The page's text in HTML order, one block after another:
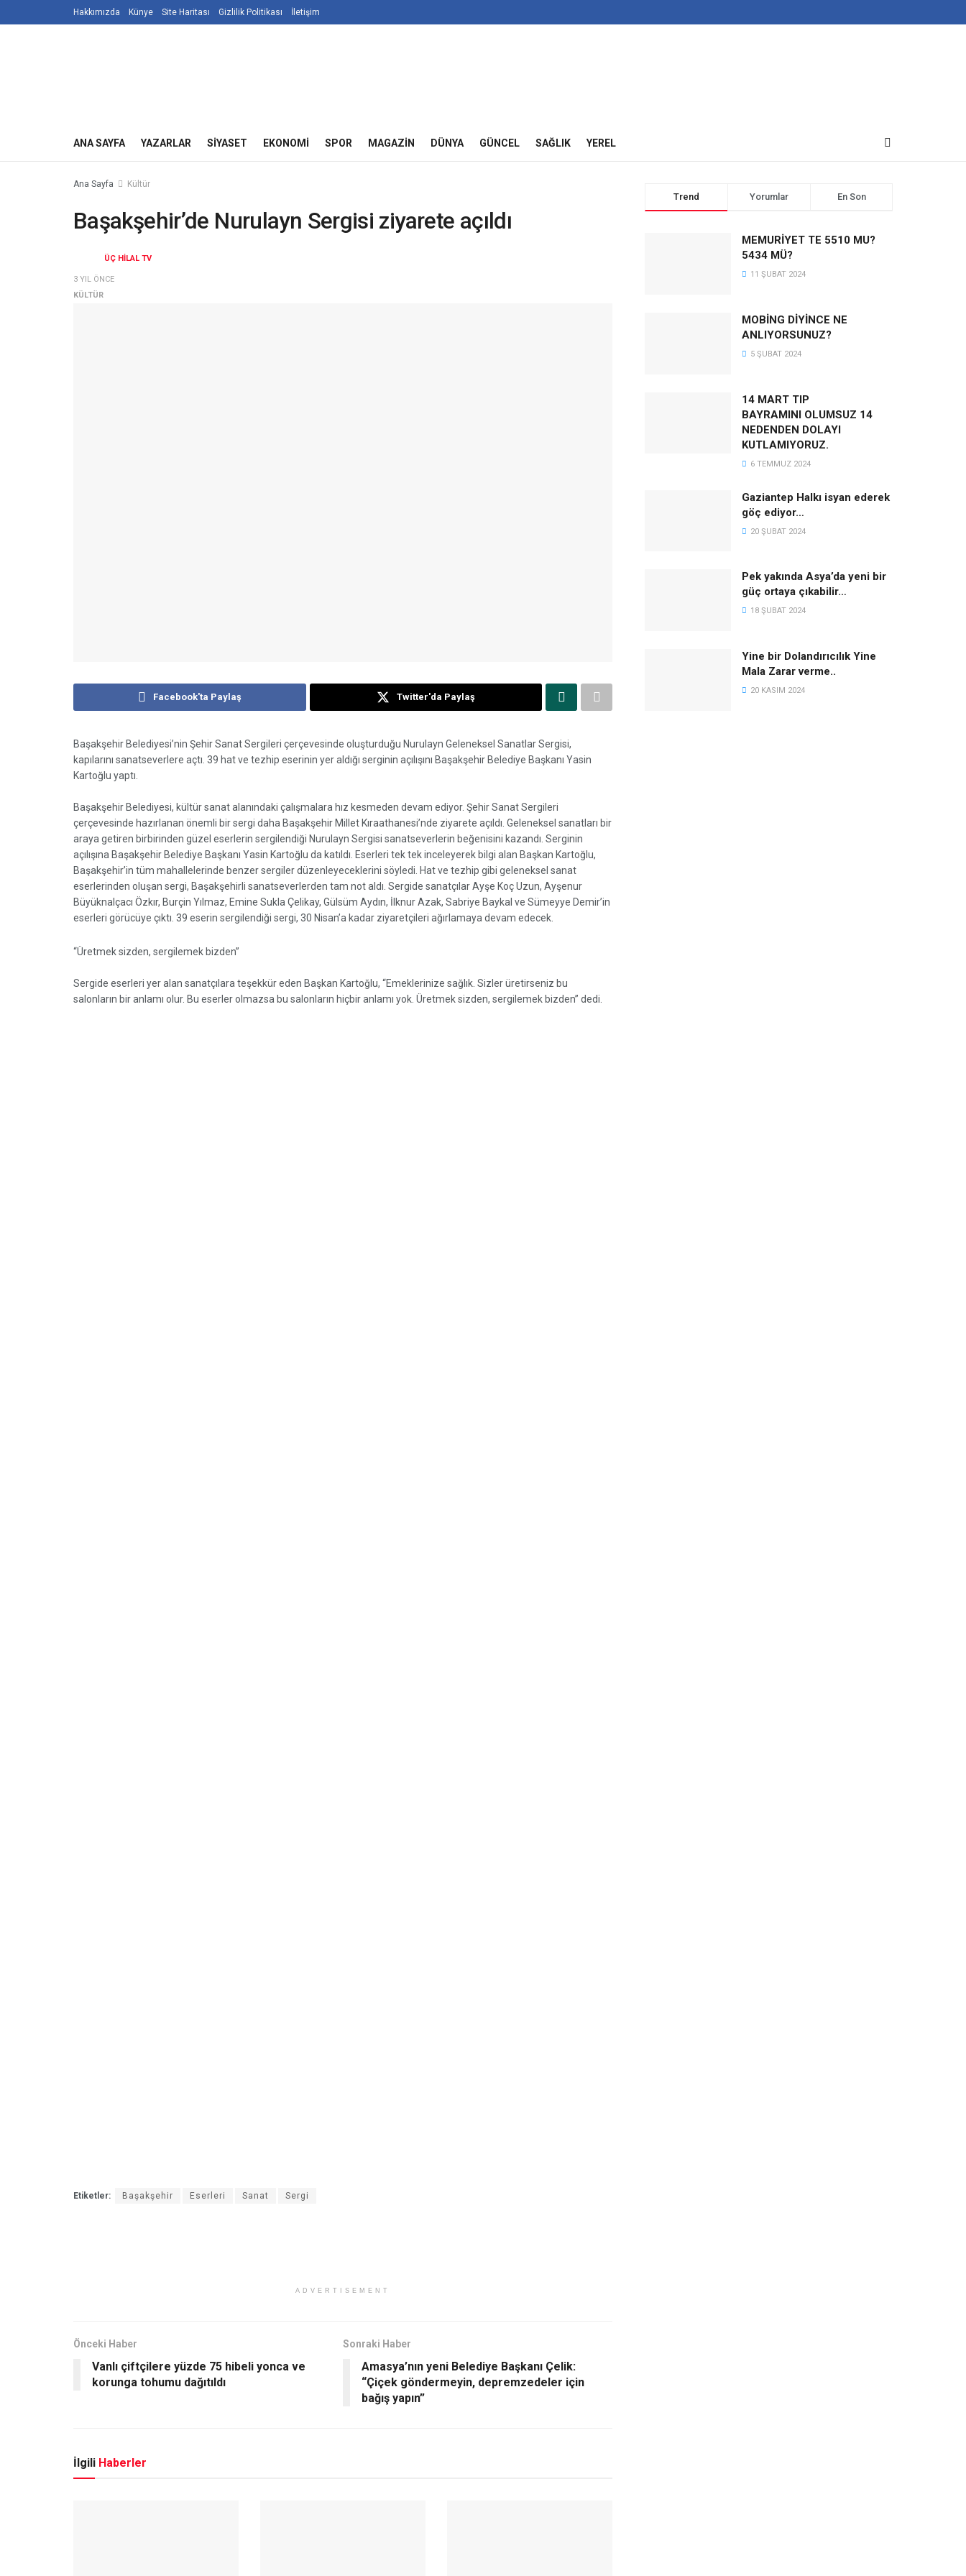
Hakkımızda Künye Site Haritası Gizlilik Politikası İletişim
ANA SAYFA YAZARLAR SIYASET EKONOMI SPOR MAGAZIN DÜNYA GÜNCEL SAĞLIK YEREL
Ana Sayfa Kültür
Başakşehir’de Nurulayn Sergisi ziyarete açıldı
ÜÇ HILAL TV
3 YIL ÖNCE
KÜLTÜR
Facebook'ta Paylaş Twitter'da Paylaş
Başakşehir Belediyesi’nin Şehir Sanat Sergileri çerçevesinde oluşturduğu Nurulayn Geleneksel Sanatlar Sergisi,
kapılarını sanatseverlere açtı. 39 hat ve tezhip eserinin yer aldığı serginin açılışını Başakşehir Belediye Başkanı Yasin
Kartoğlu yaptı.
Başakşehir Belediyesi, kültür sanat alanındaki çalışmalara hız kesmeden devam ediyor. Şehir Sanat Sergileri
çerçevesinde hazırlanan önemli bir sergi daha Başakşehir Millet Kıraathanesi’nde ziyarete açıldı. Geleneksel sanatları bir
araya getiren birbirinden güzel eserlerin sergilendiği Nurulayn Sergisi sanatseverlerin beğenisini kazandı. Serginin
açılışına Başakşehir Belediye Başkanı Yasin Kartoğlu da katıldı. Eserleri tek tek inceleyerek bilgi alan Başkan Kartoğlu,
Başakşehir’in tüm mahallelerinde benzer sergiler düzenleyeceklerini söyledi. Hat ve tezhip gibi geleneksel sanat
eserlerinden oluşan sergi, Başakşehirli sanatseverlerden tam not aldı. Sergide sanatçılar Ayşe Koç Uzun, Ayşenur
Büyüknalçacı Özkır, Burçin Yılmaz, Emine Sukla Çelikay, Gülsüm Aydın, İlknur Azak, Sabriye Baykal ve Sümeyye Demir’in
eserleri görücüye çıktı. 39 eserin sergilendiği sergi, 30 Nisan’a kadar ziyaretçileri ağırlamaya devam edecek.
“Üretmek sizden, sergilemek bizden”
Sergide eserleri yer alan sanatçılara teşekkür eden Başkan Kartoğlu, “Emeklerinize sağlık. Sizler üretirseniz bu
salonların bir anlamı olur. Bu eserler olmazsa bu salonların hiçbir anlamı yok. Üretmek sizden, sergilemek bizden” dedi.
Etiketler: Başakşehir Eserleri Sanat Sergi
ADVERTISEMENT
Önceki Haber
Vanlı çiftçilere yüzde 75 hibeli yonca ve
korunga tohumu dağıtıldı
Sonraki Haber
Amasya’nın yeni Belediye Başkanı Çelik:
“Çiçek göndermeyin, depremzedeler için
bağış yapın”
İlgili Haberler
Trend Yorumlar En Son
MEMURİYET TE 5510 MU?
5434 MÜ?
11 ŞUBAT 2024
MOBİNG DİYİNCE NE
ANLIYORSUNUZ?
5 ŞUBAT 2024
14 MART TIP
BAYRAMINI OLUMSUZ 14
NEDENDEN DOLAYI
KUTLAMIYORUZ.
6 TEMMUZ 2024
Gaziantep Halkı isyan ederek
göç ediyor…
20 ŞUBAT 2024
Pek yakında Asya’da yeni bir
güç ortaya çıkabilir…
18 ŞUBAT 2024
Yine bir Dolandırıcılık Yine
Mala Zarar verme..
20 KASIM 2024